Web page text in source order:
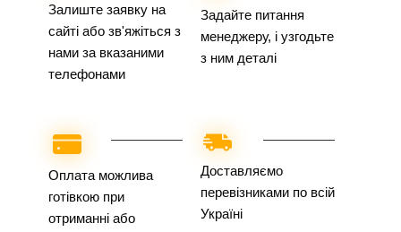
Залиште заявку на
сайті або зв'яжіться з
нами за вказаними
телефонами
Задайте питання
менеджеру, і узгодьте
з ним деталі
Оплата можлива
готівкою при
отриманні або
Доставляємо
перевізниками по всій
Україні